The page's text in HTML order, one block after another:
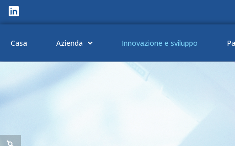
Casa Azienda Innovazione e sviluppo